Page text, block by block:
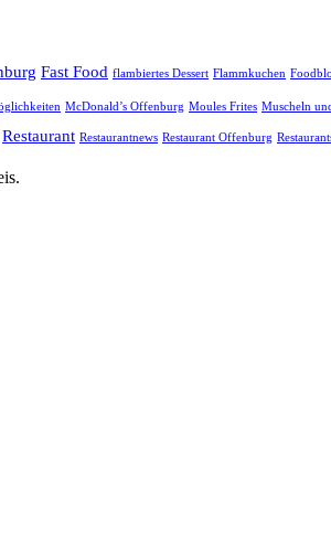
Fast Food flambiertes Dessert Flammkuchen
McDonald’s Offenburg Moules Frites Muscheln
Restaurant Restaurantnews Restaurant Offenburg